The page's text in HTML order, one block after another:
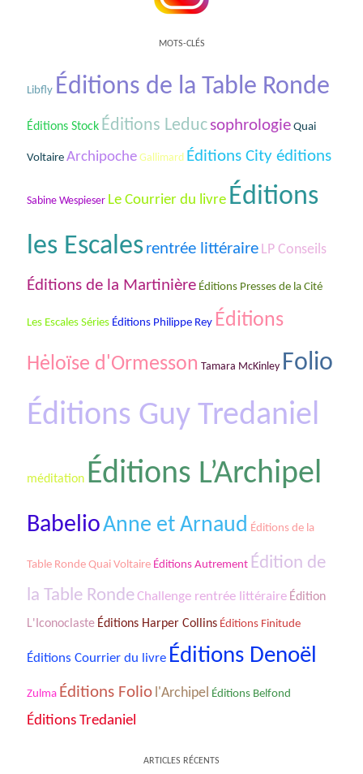
MOTS-CLÉS
Libfly Éditions de la Table Ronde
Éditions Stock Éditions Leduc sophrologie Quai
Voltaire Archipoche Gallimard Éditions City éditions
Sabine Wespieser Le Courrier du livre Éditions
les Escales rentrée littéraire LP Conseils
Éditions de la Martinière Éditions Presses de la Cité
Les Escales Séries Éditions Philippe Rey Éditions
Hėloïse d'Ormesson Tamara McKinley Folio
Éditions Guy Tredaniel
méditation Éditions L’Archipel
BabelioAnne et Arnaud Éditions de la
Table Ronde Quai Voltaire Éditions Autrement Édition de
la Table RondeChallenge rentrée littéraire Édition
L'Iconoclaste Éditions Harper Collins Éditions Finitude
Éditions Courrier du livre Éditions Denoël
Zulma Éditions Folio l'Archipel Éditions Belfond
Éditions Tredaniel
ARTICLES RÉCENTS